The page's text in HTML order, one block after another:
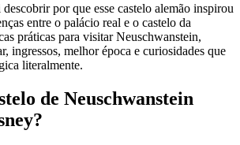
por que esse castelo alemão inspirou
entre o palácio real e o castelo da
práticas para visitar Neuschwanstein,
ingressos, melhor época e curiosidades que
literalmente.
de Neuschwanstein